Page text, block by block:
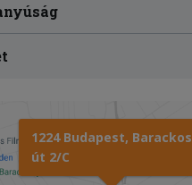
1224 Budapest, Barackos
út 2/C